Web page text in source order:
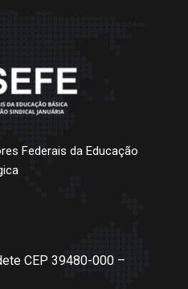
Federais da Educação
CEP 39480-000 –